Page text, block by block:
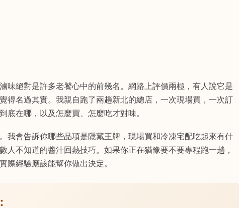
味絕對是許多老饕心中的前幾名。網路上評價兩極，有人說它是
得名過其實。我親自跑了兩趟新北的總店，一次現場買，一次訂
底在哪，以及怎麼買、怎麼吃才對味。
我會告訴你哪些品項是隱藏王牌，現場買和冷凍宅配吃起來有什
人不知道的醬汁回熱技巧。如果你正在猶豫要不要專程跑一趟，
際經驗應該能幫你做出決定。